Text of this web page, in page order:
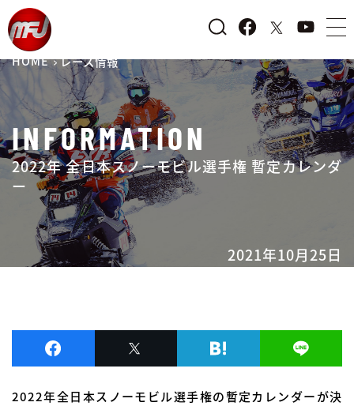
HOME レース情報
INFORMATION
2022年 全日本スノーモビル選手権 暫定カレンダ
ー
2021年10月25日
2022年全日本スノーモビル選手権の暫定カレンダーが決